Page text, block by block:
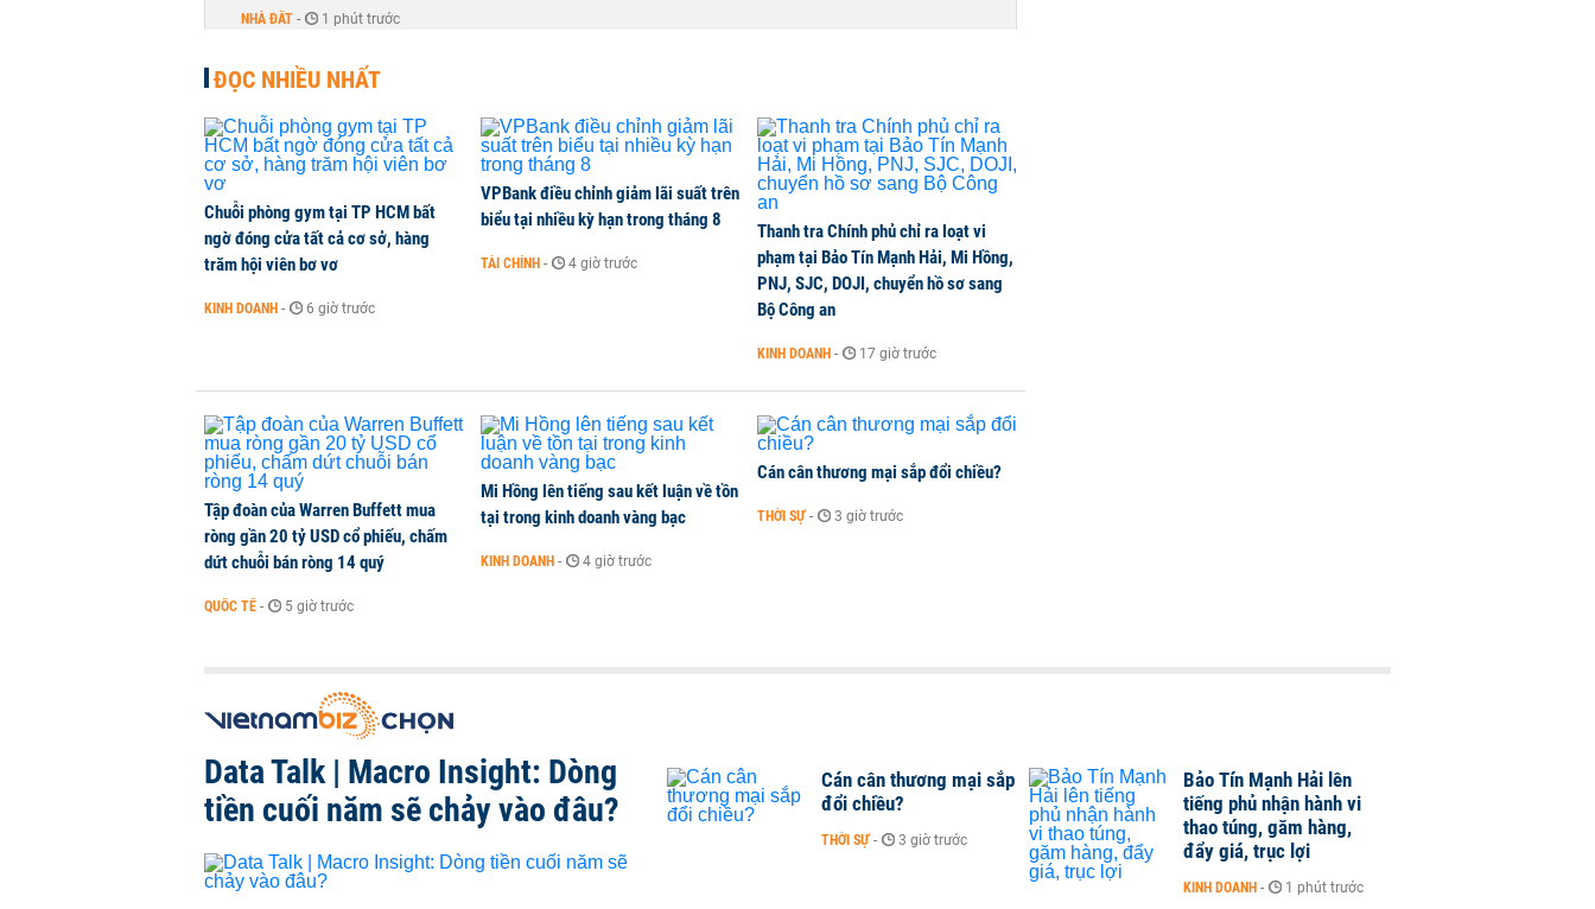
NHÀ ĐẤT - 1 phút trước
Ông Trump sắp có quyền tùy ý áp thuế 100% lên những đối tác thương mại hàng đầu?
QUỐC TẾ - 1 phút trước
Hà Nội dự kiến sáp nhập, tổ chức lại 5 sở ngành
THỜI SỰ - 1 phút trước
PNJ công bố thông tin bất thường liên quan đến vấn đề nộp thuế
ĐỌC NHIỀU NHẤT
Chuỗi phòng gym tại TP HCM bất
ngờ đóng cửa tất cả cơ sở, hàng
trăm hội viên bơ vơ
KINH DOANH - 6 giờ trước
VPBank điều chỉnh giảm lãi suất trên
biểu tại nhiều kỳ hạn trong tháng 8
TÀI CHÍNH - 4 giờ trước
Thanh tra Chính phủ chỉ ra loạt vi
phạm tại Bảo Tín Mạnh Hải, Mi Hồng,
PNJ, SJC, DOJI, chuyển hồ sơ sang
Bộ Công an
KINH DOANH - 17 giờ trước
Tập đoàn của Warren Buffett mua
ròng gần 20 tỷ USD cổ phiếu, chấm
dứt chuỗi bán ròng 14 quý
QUỐC TẾ - 5 giờ trước
Mi Hồng lên tiếng sau kết luận về tồn
tại trong kinh doanh vàng bạc
KINH DOANH - 4 giờ trước
Cán cân thương mại sắp đổi chiều?
THỜI SỰ - 3 giờ trước
Data Talk | Macro Insight: Dòng
tiền cuối năm sẽ chảy vào đâu?
Cán cân thương mại sắp
đổi chiều?
THỜI SỰ - 3 giờ trước
Bảo Tín Mạnh Hải lên
tiếng phủ nhận hành vi
thao túng, găm hàng,
đẩy giá, trục lợi
KINH DOANH - 1 phút trước